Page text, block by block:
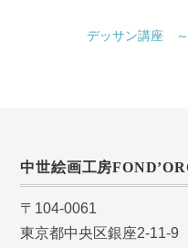
デッサン講座 ～
中世絵画工房
〒104-0061
東京都中央区銀座2-11-9